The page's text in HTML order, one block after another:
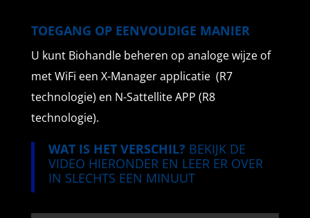
TOEGANG OP EENVOUDIGE MANIER
U kunt Biohandle beheren op analoge wijze of
met WiFi een X-Manager applicatie (R7
technologie) en N-Sattellite APP (R8
technologie).
WAT IS HET VERSCHIL? BEKIJK DE
VIDEO HIERONDER EN LEER ER OVER
IN SLECHTS EEN MINUUT